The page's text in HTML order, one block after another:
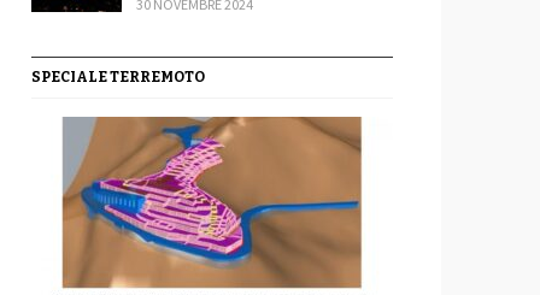
30 NOVEMBRE 2024
SPECIALE TERREMOTO